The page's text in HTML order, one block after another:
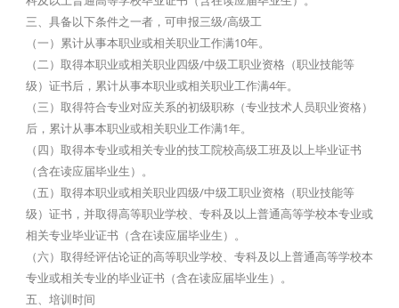
三、具备以下条件之一者，可申报三级/高级工
（一）累计从事本职业或相关职业工作满10年。
（二）取得本职业或相关职业四级/中级工职业资格（职业技能等
级）证书后，累计从事本职业或相关职业工作满4年。
（三）取得符合专业对应关系的初级职称（专业技术人员职业资格）
后，累计从事本职业或相关职业工作满1年。
（四）取得本专业或相关专业的技工院校高级工班及以上毕业证书
（含在读应届毕业生）。
（五）取得本职业或相关职业四级/中级工职业资格（职业技能等
级）证书，并取得高等职业学校、专科及以上普通高等学校本专业或
相关专业毕业证书（含在读应届毕业生）。
（六）取得经评估论证的高等职业学校、专科及以上普通高等学校本
专业或相关专业的毕业证书（含在读应届毕业生）。
五、培训时间